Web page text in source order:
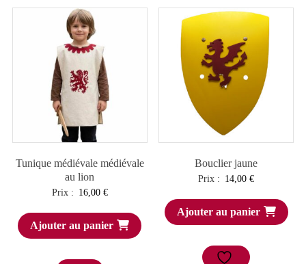
Tunique médiévale médiévale
au lion
Prix : 16,00 €
Ajouter au panier
Bouclier jaune
Prix : 14,00€
Ajouter au panier